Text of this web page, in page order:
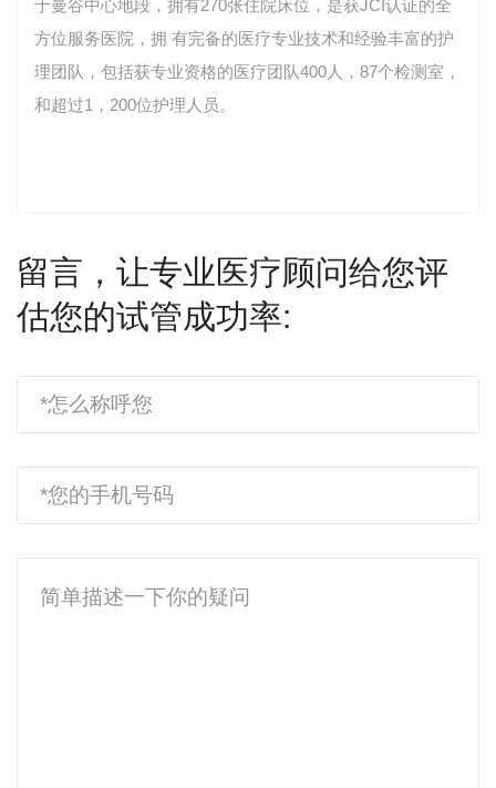
于曼谷中心地段，拥有270张住院床位，是获JCI认证的全
方位服务医院，拥 有完备的医疗专业技术和经验丰富的护
理团队，包括获专业资格的医疗团队400人，87个检测室，
和超过1，200位护理人员。
留言，让专业医疗顾问给您评
估您的试管成功率: